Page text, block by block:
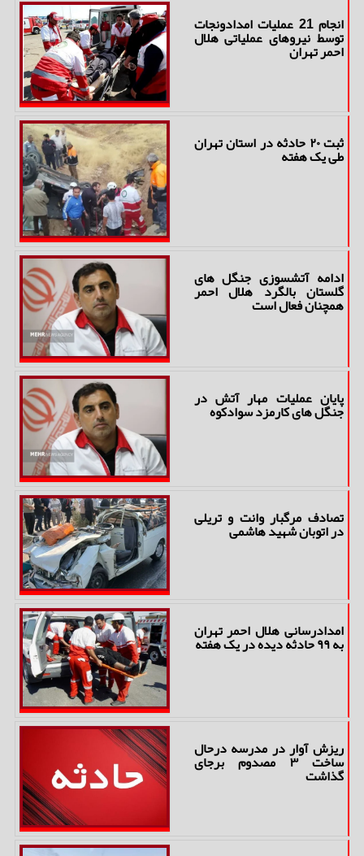
انجام 21 عملیات امدادونجات
توسط نیروهای عملیاتی هلال
احمر تهران
ثبت ۲۰ حادثه در استان تهران
طی یک هفته
ادامه آتشسوزی جنگل های
گلستان بالگرد هلال احمر
همچنان فعال است
پایان عملیات مهار آتش در
جنگل های کارمزد سوادکوه
تصادف مرگبار وانت و تریلی
در اتوبان شهید هاشمی
امدادرسانی هلال احمر تهران
به ۹۹ حادثه دیده در یک هفته
ریزش آوار در مدرسه درحال
ساخت ۳ مصدوم برجای
گذاشت